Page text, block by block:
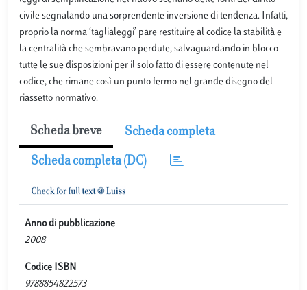
civile segnalando una sorprendente inversione di tendenza. Infatti,
proprio la norma ‘taglialeggi’ pare restituire al codice la stabilità e
la centralità che sembravano perdute, salvaguardando in blocco
tutte le sue disposizioni per il solo fatto di essere contenute nel
codice, che rimane così un punto fermo nel grande disegno del
riassetto normativo.
Scheda breve Scheda completa
Scheda completa (DC)
Anno di pubblicazione
2008
Codice ISBN
9788854822573